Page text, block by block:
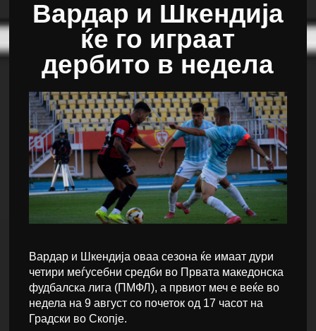
Вардар и Шкендија
ќе го играат
дербито в недела
Вардар и Шкендија оваа сезона ќе имаат дури
четири меѓусебни средби во Првата македонска
фудбалска лига (ПМФЛ), а првиот меч е веќе во
недела на 9 август со почеток од 17 часот на
Градски во Скопје.